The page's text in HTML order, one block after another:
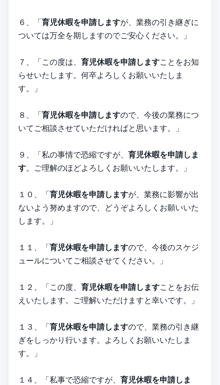
６、「育児休暇を申請しますが、業務の引き継ぎに
ついては万全を期しますのでご安心ください。」
７、「この度は、 育児休暇を申請しますことをお知
らせいたします。何卒よろしくお願いいたしま
す。」
８、「育児休暇を申請しますので、今後の業務につ
いてご相談させていただければと思います。」
９、「私の事情で恐縮ですが、 育児休暇を申請しま
す。ご理解のほどよろしくお願いいたします。」
１０、「育児休暇を申請しますが、業務に影響が出
ないよう努めますので、どうぞよろしくお願いいた
します。」
１１、「育児休暇を申請しますので、今後のスケジ
ュールについてご相談させてください。」
１２、「この度、 育児休暇を申請しますことをお伝
えいたします。ご理解いただけますと幸いです。」
１３、「育児休暇を申請しますので、業務の引き継
ぎをしっかり行います。よろしくお願いいたしま
す。」
１４、「私事で恐縮ですが、 育児休暇を申請しま